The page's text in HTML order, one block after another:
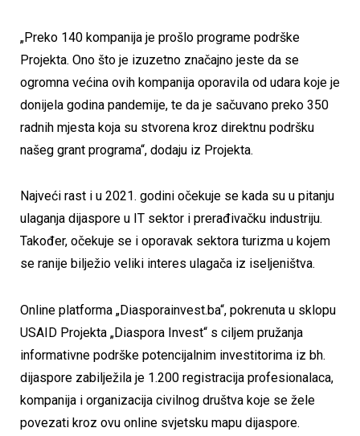
„Preko 140 kompanija je prošlo programe podrške
Projekta. Ono što je izuzetno značajno jeste da se
ogromna većina ovih kompanija oporavila od udara koje je
donijela godina pandemije, te da je sačuvano preko 350
radnih mjesta koja su stvorena kroz direktnu podršku
našeg grant programa“, dodaju iz Projekta.
Najveći rast i u 2021. godini očekuje se kada su u pitanju
ulaganja dijaspore u IT sektor i prerađivačku industriju.
Također, očekuje se i oporavak sektora turizma u kojem
se ranije bilježio veliki interes ulagača iz iseljeništva.
Online platforma „Diasporainvest.ba“, pokrenuta u sklopu
USAID Projekta „Diaspora Invest“ s ciljem pružanja
informativne podrške potencijalnim investitorima iz bh.
dijaspore zabilježila je 1.200 registracija profesionalaca,
kompanija i organizacija civilnog društva koje se žele
povezati kroz ovu online svjetsku mapu dijaspore.